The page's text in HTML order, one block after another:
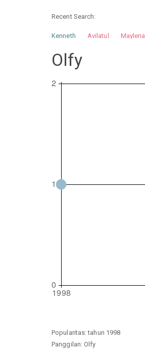
Recent Search:
Kenneth Avilatul Maylena
Olfy
Popularitas: tahun 1998
Panggilan: Olfy